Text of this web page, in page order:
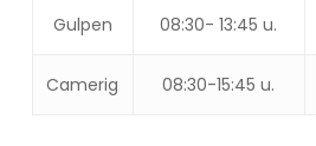
Gulpen 08:30- 13:45 u.
Camerig 08:30-15:45 u.